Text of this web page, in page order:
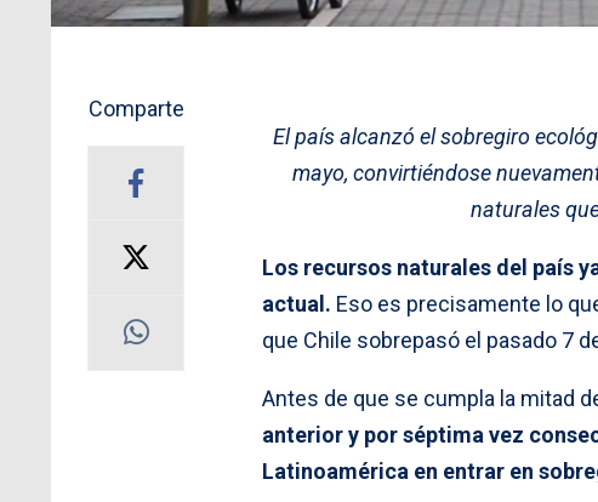
Comparte
El país alcanzó el sobregiro
mayo, convirtiéndose
naturales
Los recursos naturales del país
actual. Eso es precisamente lo
que Chile sobrepasó el pasado 7
Antes de que se cumpla la mitad
anterior y por séptima vez
Latinoamérica en entrar en